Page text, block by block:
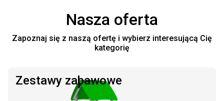
Nasza oferta
Zapoznaj się z naszą ofertę i wybierz interesującą Cię
kategorię
Zestawy zabawowe